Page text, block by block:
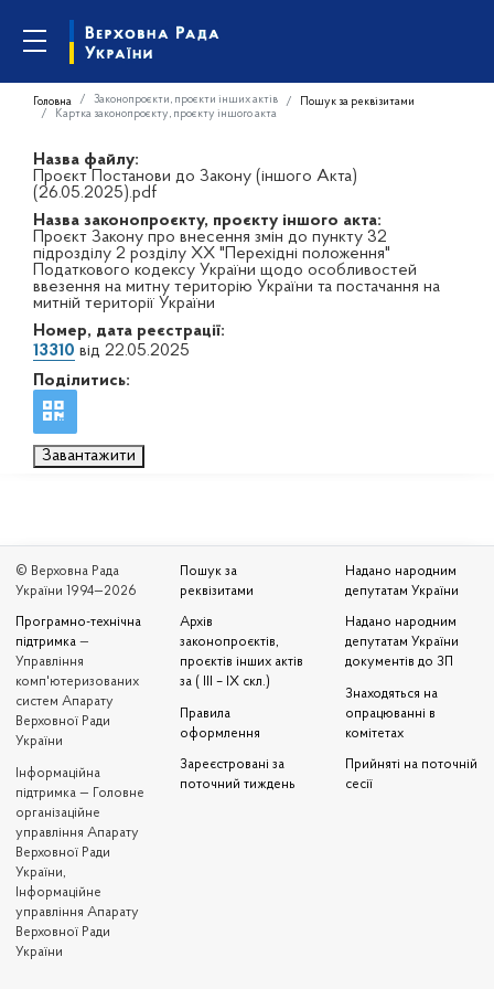
Головна Законопроєкти, проєкти інших актів
Пошук за реквізитами
Картка законопроєкту, проєкту іншого акта
Назва файлу:
Проєкт Постанови до Закону (іншого Акта)
(26.05.2025).pdf
Назва законопроєкту, проєкту іншого акта:
Проєкт Закону про внесення змін до пункту 32
підрозділу 2 розділу ХХ "Перехідні положення"
Податкового кодексу України щодо особливостей
ввезення на митну територію України та постачання на
митній території України
Номер, дата реєстрації:
13310 від 22.05.2025
Поділитись:
Завантажити
© Верховна Рада
України 1994—2026
Програмно-технічна
підтримка —
Управління
комп'ютеризованих
систем Апарату
Верховної Ради
України
Iнформаційна
підтримка — Головне
організаційне
управління Апарату
Верховної Ради
України,
Інформаційне
управління Апарату
Верховної Ради
України
Пошук за
реквізитами
Архів
законопроєктів,
проєктів інших актів
за ( III – IX скл.)
Правила
оформлення
Зареєстровані за
поточний тиждень
Надано народним
депутатам України
Надано народним
депутатам України
документів до ЗП
Знаходяться на
опрацюванні в
комітетах
Прийняті на поточній
сесії